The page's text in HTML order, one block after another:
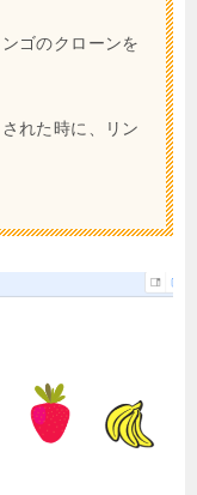
ゴのクローンを
れた時に、リン